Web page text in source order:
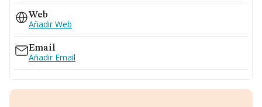
Web
Añadir Web
Email
Añadir Email